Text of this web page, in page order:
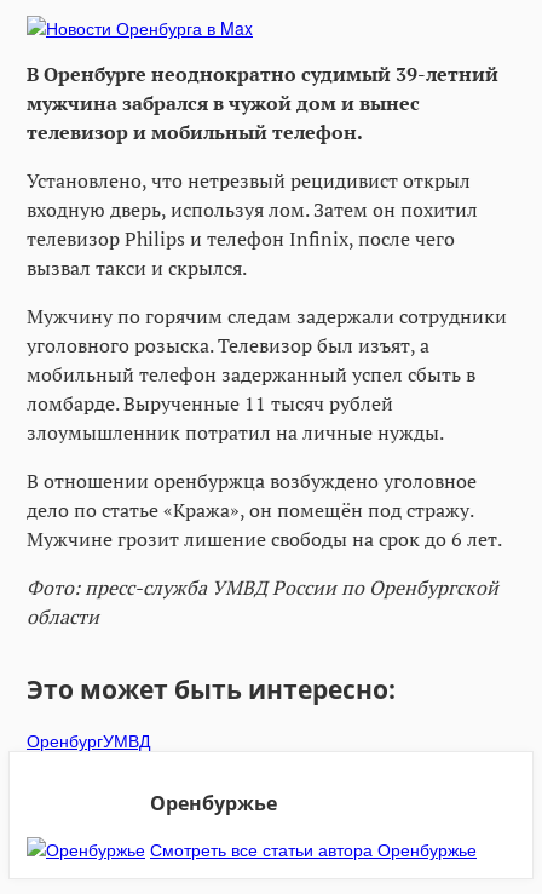
В Оренбурге неоднократно судимый 39-летний
мужчина забрался в чужой дом и вынес
телевизор и мобильный телефон.
Установлено, что нетрезвый рецидивист открыл
входную дверь, используя лом. Затем он похитил
телевизор Philips и телефон Infinix, после чего
вызвал такси и скрылся.
Мужчину по горячим следам задержали сотрудники
уголовного розыска. Телевизор был изъят, а
мобильный телефон задержанный успел сбыть в
ломбарде. Вырученные 11 тысяч рублей
злоумышленник потратил на личные нужды.
В отношении оренбуржца возбуждено уголовное
дело по статье «Кража», он помещён под стражу.
Мужчине грозит лишение свободы на срок до 6 лет.
Фото: пресс-служба УМВД России по Оренбургской
области
Это может быть интересно:
ОренбургУМВД
Оренбуржье
Смотреть все статьи автора Оренбуржье